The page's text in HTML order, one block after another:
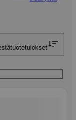
tuotetulokset